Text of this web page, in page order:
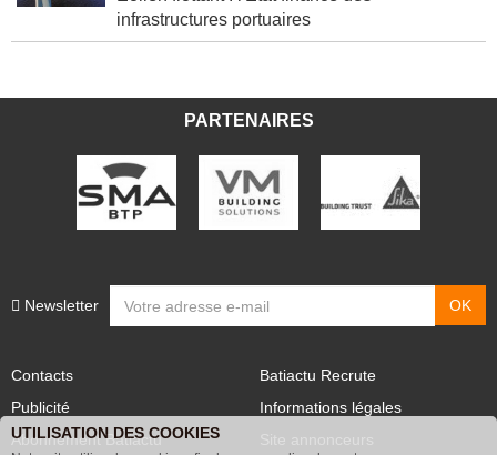
Éolien flottant : l'État finance des
Publicité
UTILISATION DES COOKIES